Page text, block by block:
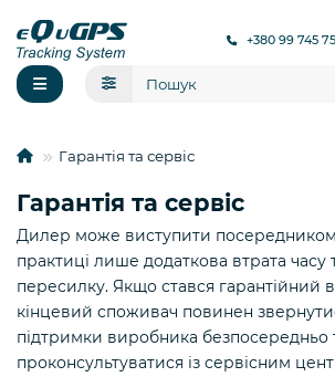
+380 99 745
Гарантія та сервіс
Гарантія та сервіс
Дилер може виступити
практиці лише додаткова втрата часу
пересилку. Якщо стався гарантійний
кінцевий споживач повинен
підтримки виробника безпосередньо
проконсультуватися із сервісним